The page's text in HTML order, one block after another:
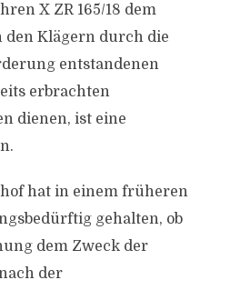
X ZR 165/18 dem
den Klägern durch die
entstandenen
erbrachten
dienen, ist eine
hat in einem früheren
gehalten, ob
dem Zweck der
der